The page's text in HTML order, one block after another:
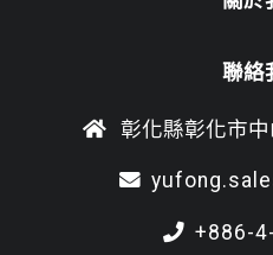
聯絡
彰化縣彰化市
+886-